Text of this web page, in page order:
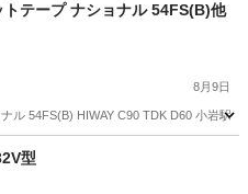
ナル 54FS(B)他
8月9日
ル 54FS(B) HIWAY C90 TDK D60 小岩駅
ィオ
32V型